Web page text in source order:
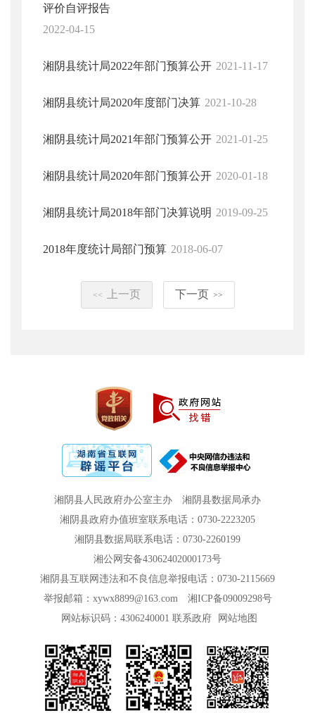
评价自评报告
2022-04-15
湘阴县统计局2022年部门预算公开 2021-11-17
湘阴县统计局2020年度部门决算 2021-10-28
湘阴县统计局2021年部门预算公开 2021-01-25
湘阴县统计局2020年部门预算公开 2020-01-18
湘阴县统计局2018年部门决算说明 2019-09-25
2018年度统计局部门预算 2018-06-07
<< 上一页 下一页 >>
湘阴县人民政府办公室主办
湘阴县数据局承办
湘阴县政府办值班室联系电话：0730-2223205
湘阴县数据局联系电话：0730-2260199
湘公网安备43062402000173号
湘阴县互联网违法和不良信息举报电话：0730-2115669
举报邮箱：xywx8899@163.com
湘ICP备09009298号
网站标识码：4306240001 联系政府 网站地图